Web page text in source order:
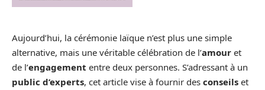
Aujourd’hui, la cérémonie laïque n’est plus une simple
alternative, mais une véritable célébration de l’amour et
de l’engagement entre deux personnes. S’adressant à un
public d’experts, cet article vise à fournir des conseils et